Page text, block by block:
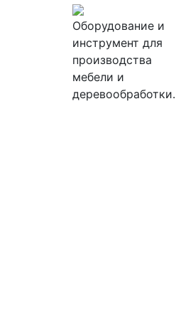
Оборудование и
инструмент для
производства
мебели и
деревообработки.